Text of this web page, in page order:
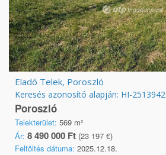
Eladó Telek, Poroszló
Keresés azonosító alapján: HI-2513942
Poroszló
Telekterület: 569 m²
Ár: 8 490 000 Ft (23 197 €)
Feltöltés dátuma: 2025.12.18.